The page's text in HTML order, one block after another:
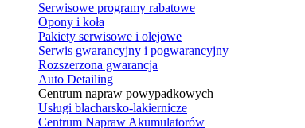
Serwisowe programy rabatowe
Opony i koła
Pakiety serwisowe i olejowe
Serwis gwarancyjny i pogwarancyjny
Rozszerzona gwarancja
Auto Detailing
Centrum napraw powypadkowych
Usługi blacharsko-lakiernicze
Centrum Napraw Akumulatorów